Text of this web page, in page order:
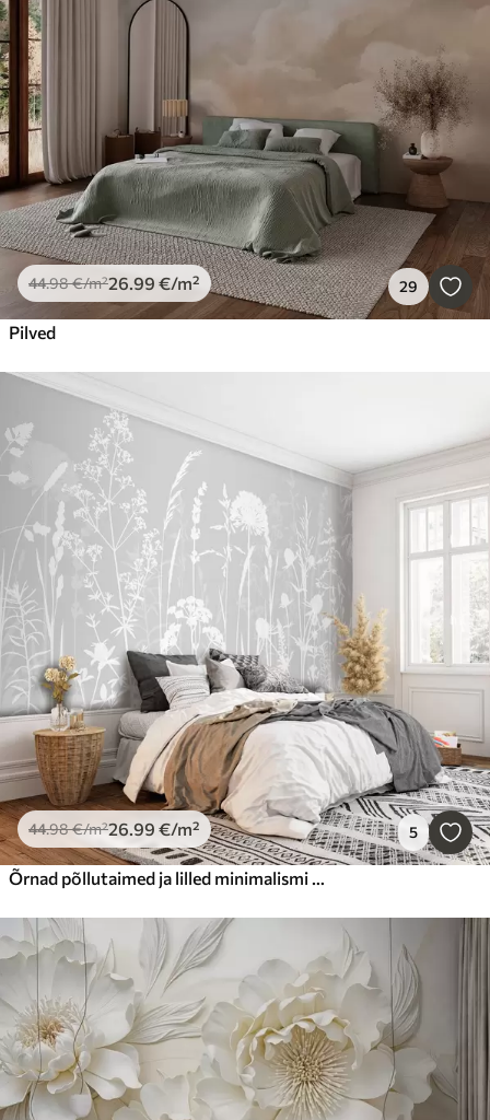
44.98€/m²26.99 €/m² 29
Pilved
44.98€/m²26.99 €/m² 5
Õrnad põllutaimed ja lilled minimalismi halli värvi